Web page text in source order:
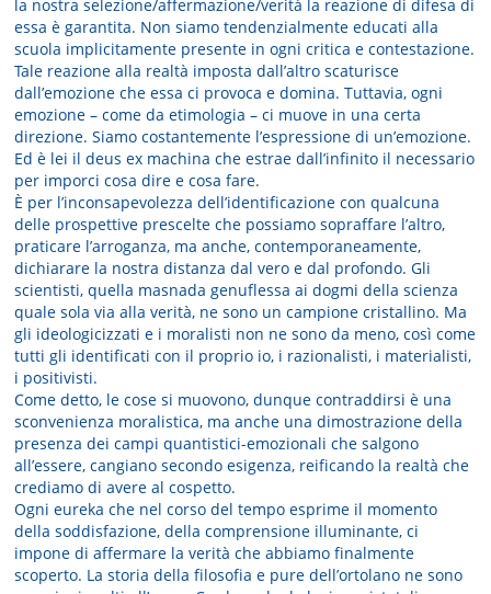
la nostra selezione/affermazione/verità la reazione di difesa di
essa è garantita. Non siamo tendenzialmente educati alla
scuola implicitamente presente in ogni critica e contestazione.
Tale reazione alla realtà imposta dall’altro scaturisce
dall’emozione che essa ci provoca e domina. Tuttavia, ogni
emozione – come da etimologia – ci muove in una certa
direzione. Siamo costantemente l’espressione di un’emozione.
Ed è lei il deus ex machina che estrae dall’infinito il necessario
per imporci cosa dire e cosa fare.
È per l’inconsapevolezza dell’identificazione con qualcuna
delle prospettive prescelte che possiamo sopraffare l’altro,
praticare l’arroganza, ma anche, contemporaneamente,
dichiarare la nostra distanza dal vero e dal profondo. Gli
scientisti, quella masnada genuflessa ai dogmi della scienza
quale sola via alla verità, ne sono un campione cristallino. Ma
gli ideologicizzati e i moralisti non ne sono da meno, così come
tutti gli identificati con il proprio io, i razionalisti, i materialisti,
i positivisti.
Come detto, le cose si muovono, dunque contraddirsi è una
sconvenienza moralistica, ma anche una dimostrazione della
presenza dei campi quantistici-emozionali che salgono
all’essere, cangiano secondo esigenza, reificando la realtà che
crediamo di avere al cospetto.
Ogni eureka che nel corso del tempo esprime il momento
della soddisfazione, della comprensione illuminante, ci
impone di affermare la verità che abbiamo finalmente
scoperto. La storia della filosofia e pure dell’ortolano ne sono